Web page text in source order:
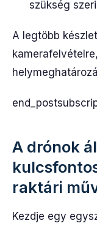
szükség
A legtöbb
A drónok
raktári
Kezdje egy